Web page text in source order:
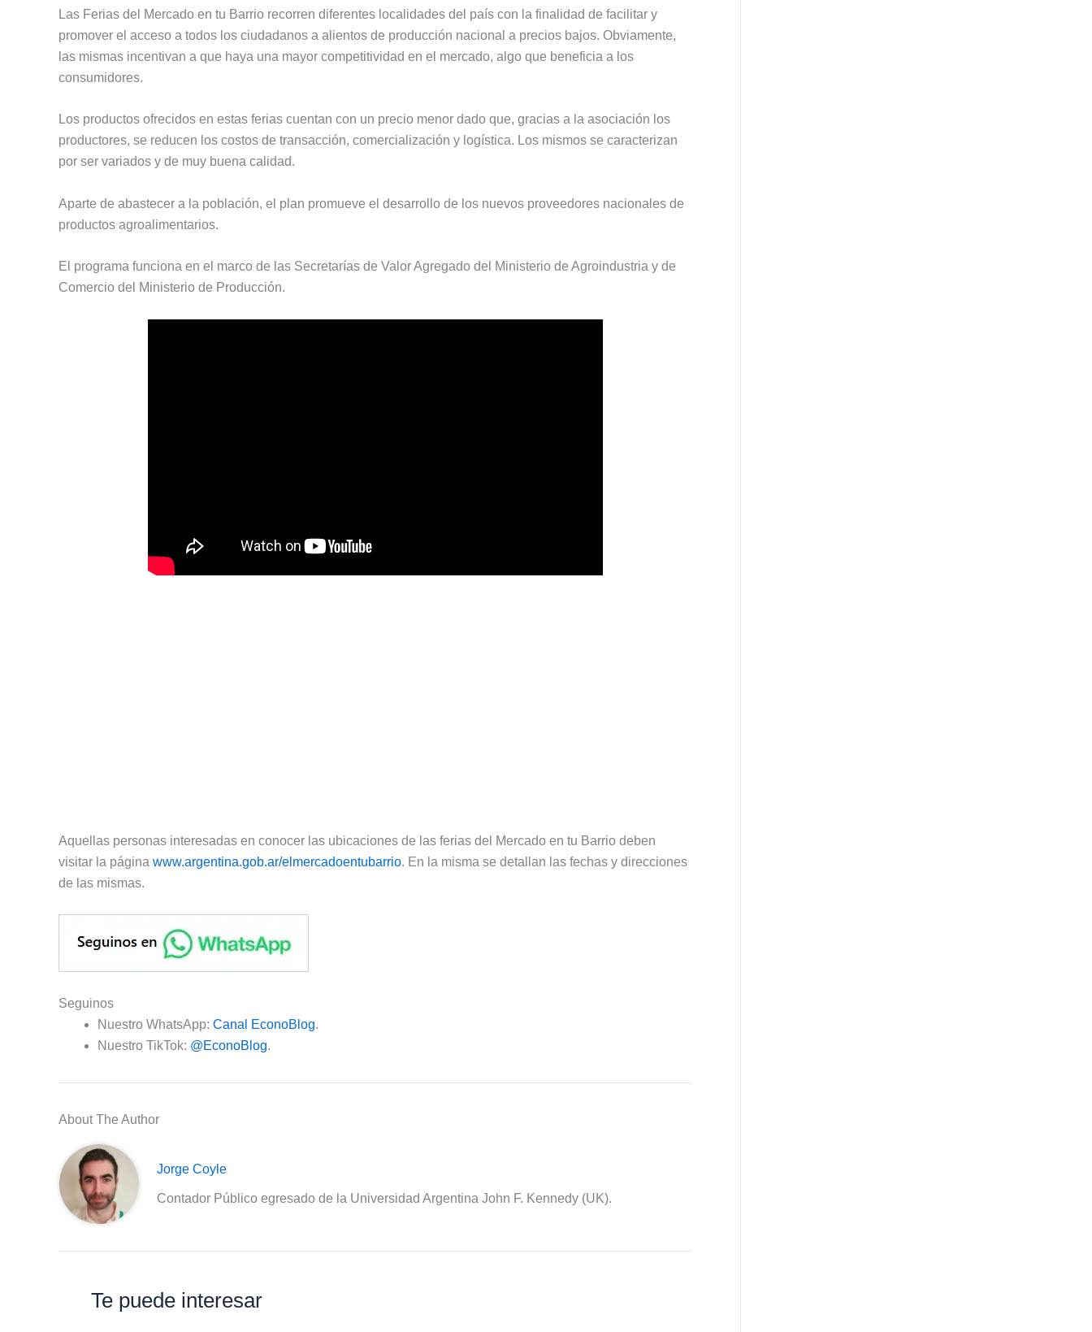
Las Ferias del Mercado en tu Barrio recorren diferentes localidades del país con la finalidad de facilitar y
promover el acceso a todos los ciudadanos a alientos de producción nacional a precios bajos. Obviamente,
las mismas incentivan a que haya una mayor competitividad en el mercado, algo que beneficia a los
consumidores.
Los productos ofrecidos en estas ferias cuentan con un precio menor dado que, gracias a la asociación los
productores, se reducen los costos de transacción, comercialización y logística. Los mismos se caracterizan
por ser variados y de muy buena calidad.
Aparte de abastecer a la población, el plan promueve el desarrollo de los nuevos proveedores nacionales de
productos agroalimentarios.
El programa funciona en el marco de las Secretarías de Valor Agregado del Ministerio de Agroindustria y de
Comercio del Ministerio de Producción.
Aquellas personas interesadas en conocer las ubicaciones de las ferias del Mercado en tu Barrio deben
visitar la página www.argentina.gob.ar/elmercadoentubarrio. En la misma se detallan las fechas y direcciones
de las mismas.
Seguinos
Nuestro WhatsApp: Canal EconoBlog.
Nuestro TikTok: @EconoBlog.
About The Author
Jorge Coyle
Contador Público egresado de la Universidad Argentina John F. Kennedy (UK).
Te puede interesar